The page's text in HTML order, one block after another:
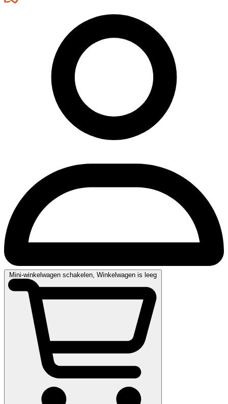
Mini-winkelwagen schakelen, Winkelwagen is leeg